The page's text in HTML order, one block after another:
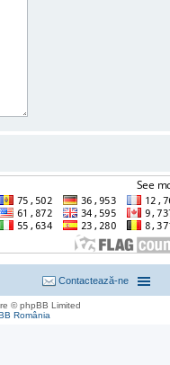
Contactează-ne
© phpBB Limited
România